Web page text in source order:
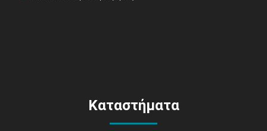
Καταστήματα